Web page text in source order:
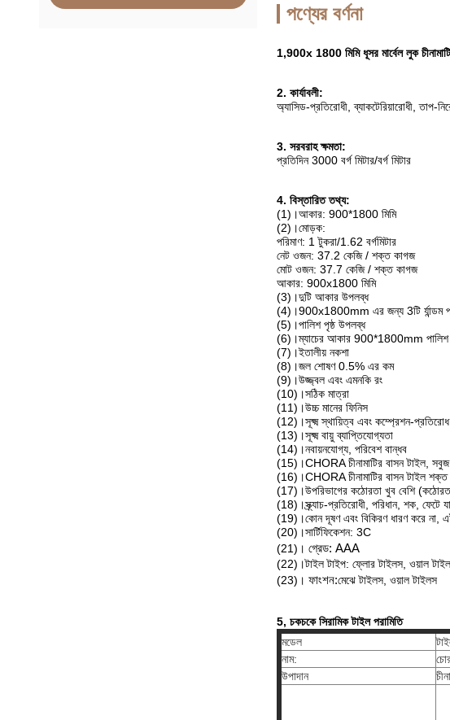
পণ্যের বর্ণনা
1,900x 1800 মিমি ধূসর মার্বেল লুক
2. কার্যাবলী:
অ্যাসিড-প্রতিরোধী, ব্যাকটেরিয়ারোধী, তাপ-
3. সরবরাহ ক্ষমতা:
প্রতিদিন 3000 বর্গ মিটার/বর্গ মিটার
4. বিস্তারিত তথ্য:
(1)।আকার: 900*1800 মিমি
(2)।মোড়ক:
পরিমাণ: 1 টুকরা/1.62 বর্গমিটার
নেট ওজন: 37.2 কেজি / শক্ত কাগজ
মোট ওজন: 37.7 কেজি / শক্ত কাগজ
আকার: 900x1800 মিমি
(3)।দুটি আকার উপলব্ধ
(4)।900x1800mm এর জন্য 3টি র্যান্ডম
(5)।পালিশ পৃষ্ঠ উপলব্ধ
(6)।ম্যাচের আকার 900*1800mm
(7)।ইতালীয় নকশা
(8)।জল শোষণ 0.5% এর কম
(9)।উজ্জ্বল এবং এমনকি রং
(10)।সঠিক মাত্রা
(11)।উচ্চ মানের ফিনিস
(12)।সূক্ষ্ম স্থায়িত্ব এবং কম্প্রেশন-প্রতিরোধ
(13)।সূক্ষ্ম বায়ু ব্যাপ্তিযোগ্যতা
(14)।নবায়নযোগ্য, পরিবেশ বান্ধব
(15)।CHORA চীনামাটির বাসন টাইল, সবুজ
(16)।CHORA চীনামাটির বাসন টাইল শক্ত
(17)।উপরিভাগের কঠোরতা খুব বেশি
(18)।স্ক্র্যাচ-প্রতিরোধী, পরিধান, শক, ফেটে
(19)।কোন দূষণ এবং বিকিরণ ধারণ করে না,
(20)।সার্টিফিকেশন: 3C
(21)। গ্রেড: AAA
(22)।টাইল টাইপ: ফ্লোর টাইলস, ওয়াল
(23)। ফাংশন:মেঝে টাইলস, ওয়াল টাইলস
5, চকচকে সিরামিক টাইল পরামিতি
মডেল
নাম:
উপাদান